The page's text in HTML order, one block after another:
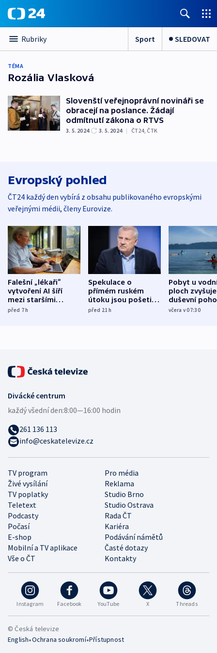
Rubriky Sport SLEDOVAT
TÉMA
Rozália Vlasková
Slovenští veřejnoprávní novináři se
obracejí na poslance. Žádají
odmítnutí zákona o RTVS
3. 5. 2024 3. 5. 2024 | ČT24, ČTK
Evropský pohled
ČT24 každý den vybírá z obsahu publikovaného evropskými
veřejnými médii, členy Eurovize.
Falešní „lékaři“
vytvoření AI šíří
mezi staršími
Poláky nebezpečné
před 7h
Spekulace o
přímém ruském
útoku jsou pošetilé,
míní estonský
před 21h
Pobyt u
ploch zvyšuje
duševní
ukázala
včera v 07:30
Instagram Facebook YouTube X Threads
TV program
Pro média
Živé vysílání
Reklama
TV poplatky
Studio Brno
Teletext
Studio Ostrava
Podcasty
Rada ČT
Počasí
Kariéra
E-shop
Podávání námětů
Mobilní a TV aplikace
Časté dotazy
Vše o ČT
Kontakty
Divácké centrum
každý všední den:8:00—16:00 hodin
261 136 113
info@ceskatelevize.cz
© Česká televize
English•Ochrana soukromí•Přístupnost